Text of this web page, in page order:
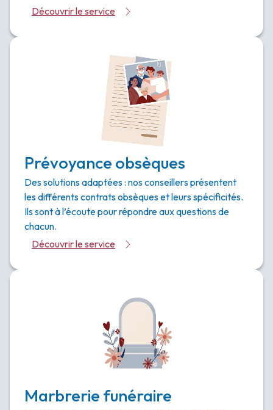
Découvrir le service
Prévoyance obsèques
Des solutions adaptées : nos conseillers présentent
les différents contrats obsèques et leurs spécificités.
Ils sont à l’écoute pour répondre aux questions de
chacun.
Découvrir le service
Marbrerie funéraire